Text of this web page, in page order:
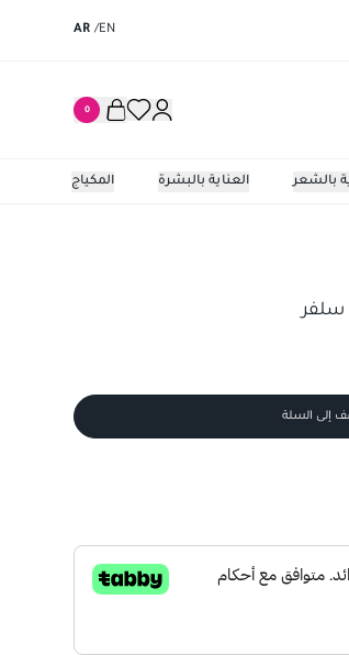
EN
/
AR
0
المكياج العناية بالبشرة بالشعر
إلى السلة